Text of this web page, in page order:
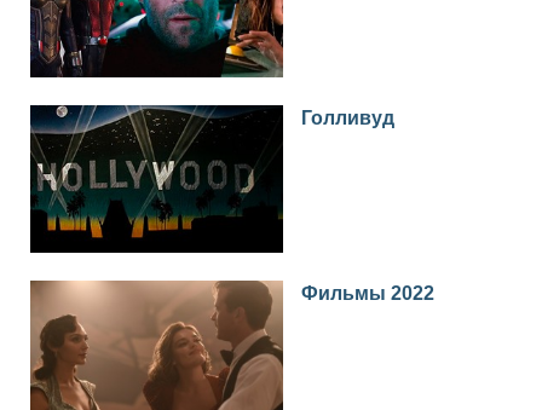
Голливуд
Фильмы 2022